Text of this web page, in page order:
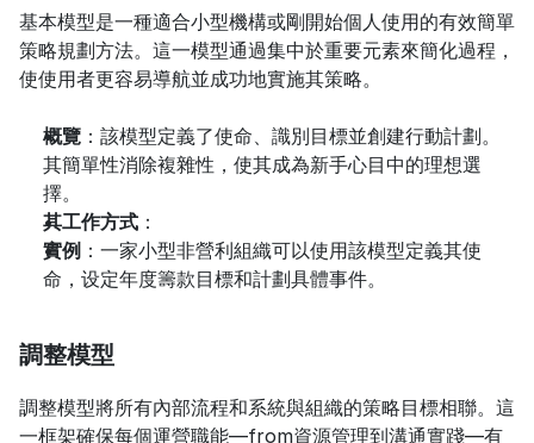
基本模型是一種適合小型機構或剛開始個人使用的有效簡單
策略規劃方法。這一模型通過集中於重要元素來簡化過程，
使使用者更容易導航並成功地實施其策略。
概覽 ：該模型定義了使命、識別目標並創建行動計劃。
其簡單性消除複雜性，使其成為新手心目中的理想選
擇。
其工作方式 ：
實例 ：一家小型非營利組織可以使用該模型定義其使
命，设定年度籌款目標和計劃具體事件。
調整模型
調整模型將所有內部流程和系統與組織的策略目標相聯。這
一框架確保每個運營職能—from資源管理到溝通實踐—有